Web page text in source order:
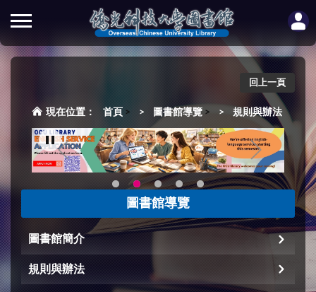
回上一頁
首頁 > 圖書館導覽 > 規則與辦法
圖書館導覽
圖書館簡介
規則與辦法